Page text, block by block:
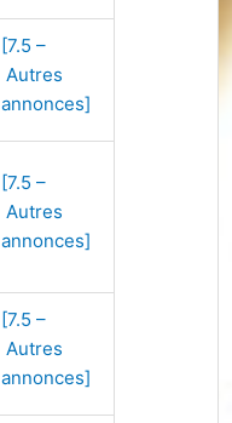
[7.5 –
Autres
annonces]
[7.5 –
Autres
annonces]
[7.5 –
Autres
annonces]